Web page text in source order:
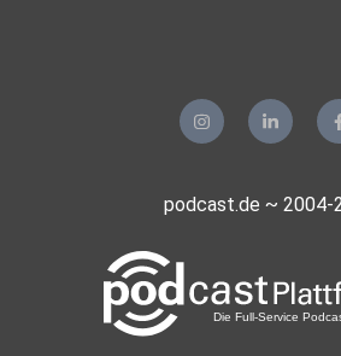
podcast.de ~ 2004-